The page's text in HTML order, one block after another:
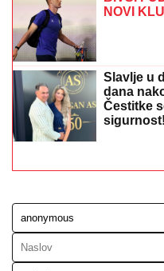
BORA SANTANA IMA
MALO ZNAPored
kaplje i od ovog posla:
svakodnevno"
Srbiji: